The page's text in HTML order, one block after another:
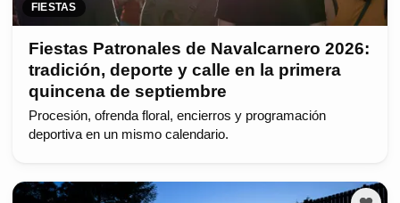
FIESTAS
Fiestas Patronales de Navalcarnero 2026:
tradición, deporte y calle en la primera
quincena de septiembre
Procesión, ofrenda floral, encierros y programación
deportiva en un mismo calendario.